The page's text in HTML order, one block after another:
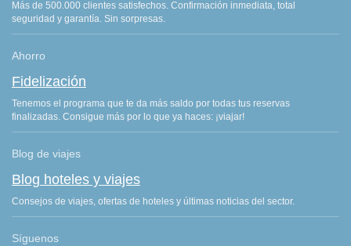
Más de 500.000 clientes satisfechos. Confirmación inmediata, total
seguridad y garantía. Sin sorpresas.
Ahorro
Fidelización
Tenemos el programa que te da más saldo por todas tus reservas
finalizadas. Consigue más por lo que ya haces: ¡viajar!
Blog de viajes
Blog hoteles y viajes
Consejos de viajes, ofertas de hoteles y últimas noticias del sector.
Síguenos